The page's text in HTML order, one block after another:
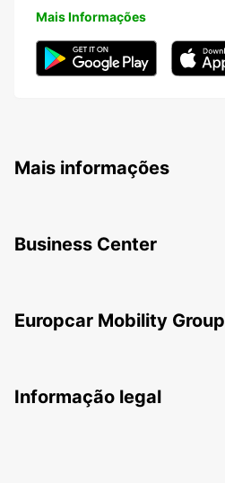
Mais Informações
Mais informações
Business Center
Europcar Mobility Group
Informação legal